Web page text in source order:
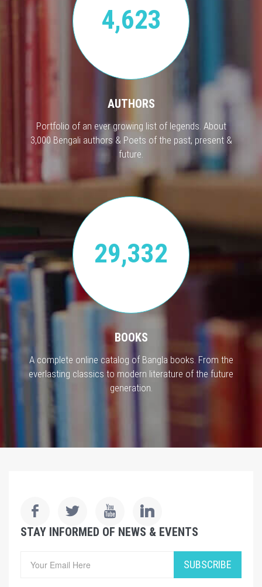
4,623
AUTHORS
Portfolio of an ever growing list of legends. About
3,000 Bengali authors & Poets of the past, present &
future.
29,332
BOOKS
A complete online catalog of Bangla books. From the
everlasting classics to modern literature of the future
generation.
STAY INFORMED OF NEWS & EVENTS
SUBSCRIBE